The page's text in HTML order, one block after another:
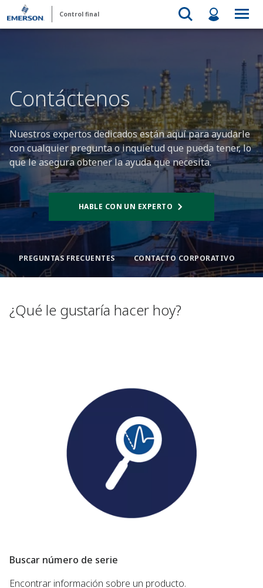
Control final
Contáctenos
Nuestros expertos dedicados están aquí para ayudarle
con cualquier pregunta o inquietud que pueda tener, lo
que le asegura obtener la ayuda que necesita.
HABLE CON UN EXPERTO
PREGUNTAS FRECUENTES CONTACTO CORPORATIVO
¿Qué le gustaría hacer hoy?
Buscar número de serie
Encontrar información sobre un producto.